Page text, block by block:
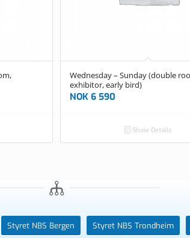
Wednesday – Sunday (double
exhibitor, early bird)
NOK 6 590
Show Details
Styret NBS Bergen Styret NBS Trondheim